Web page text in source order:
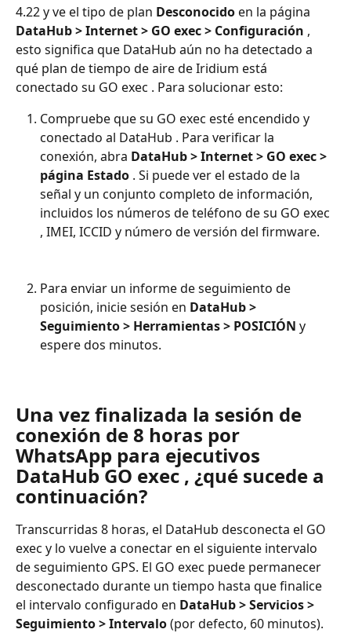
4.22 y ve el tipo de plan Desconocido en la página
DataHub > Internet > GO exec > Configuración ,
esto significa que DataHub aún no ha detectado a
qué plan de tiempo de aire de Iridium está
conectado su GO exec . Para solucionar esto:
Compruebe que su GO exec esté encendido y
conectado al DataHub . Para verificar la
conexión, abra DataHub > Internet > GO exec >
página Estado . Si puede ver el estado de la
señal y un conjunto completo de información,
incluidos los números de teléfono de su GO exec
, IMEI, ICCID y número de versión del firmware.
Para enviar un informe de seguimiento de
posición, inicie sesión en DataHub >
Seguimiento > Herramientas > POSICIÓN y
espere dos minutos.
Una vez finalizada la sesión de
conexión de 8 horas por
WhatsApp para ejecutivos
DataHub GO exec , ¿qué sucede a
continuación?
Transcurridas 8 horas, el DataHub desconecta el GO
exec y lo vuelve a conectar en el siguiente intervalo
de seguimiento GPS. El GO exec puede permanecer
desconectado durante un tiempo hasta que finalice
el intervalo configurado en DataHub > Servicios >
Seguimiento > Intervalo (por defecto, 60 minutos).